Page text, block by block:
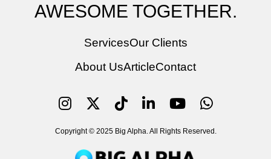
AWESOME TOGETHER.
ServicesOur Clients
About UsArticleContact
Copyright © 2025 Big Alpha. All Rights Reserved.